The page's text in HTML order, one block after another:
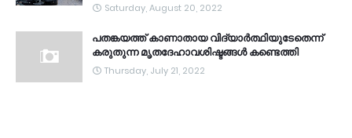
Saturday, August 20, 2022
പതങ്കയത്ത് കാണാതായ വിദ്യാർത്ഥിയുടേതെന്ന്
കരുതുന്ന മൃതദേഹാവശിഷ്ടങ്ങൾ കണ്ടെത്തി
Thursday, July 21, 2022